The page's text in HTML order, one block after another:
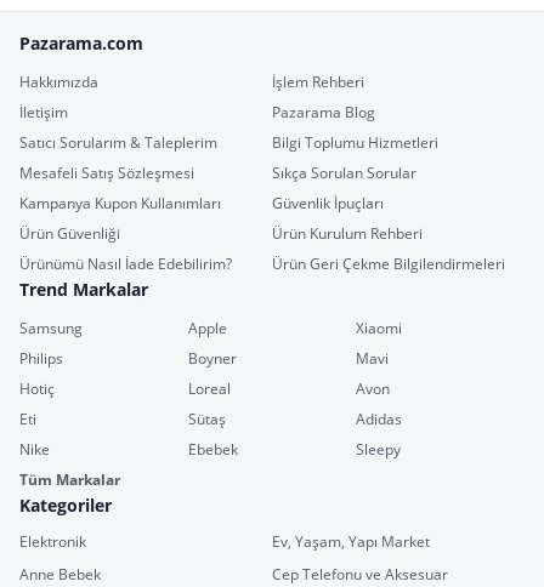
Pazarama.com
Hakkımızda
İşlem Rehberi
İletişim
Pazarama Blog
Satıcı Sorularım & Taleplerim
Bilgi Toplumu Hizmetleri
Mesafeli Satış Sözleşmesi
Sıkça Sorulan Sorular
Kampanya Kupon Kullanımları
Güvenlik İpuçları
Ürün Güvenliği
Ürün Kurulum Rehberi
Ürünümü Nasıl İade Edebilirim?
Ürün Geri Çekme Bilgilendirmeleri
Trend Markalar
Samsung Apple
Xiaomi
Philips
Boyner
Mavi
Hotiç
Loreal
Avon
Eti
Sütaş
Adidas
Nike
Ebebek
Sleepy
Tüm Markalar
Kategoriler
Elektronik
Ev, Yaşam, Yapı Market
Anne Bebek
Cep Telefonu ve Aksesuar